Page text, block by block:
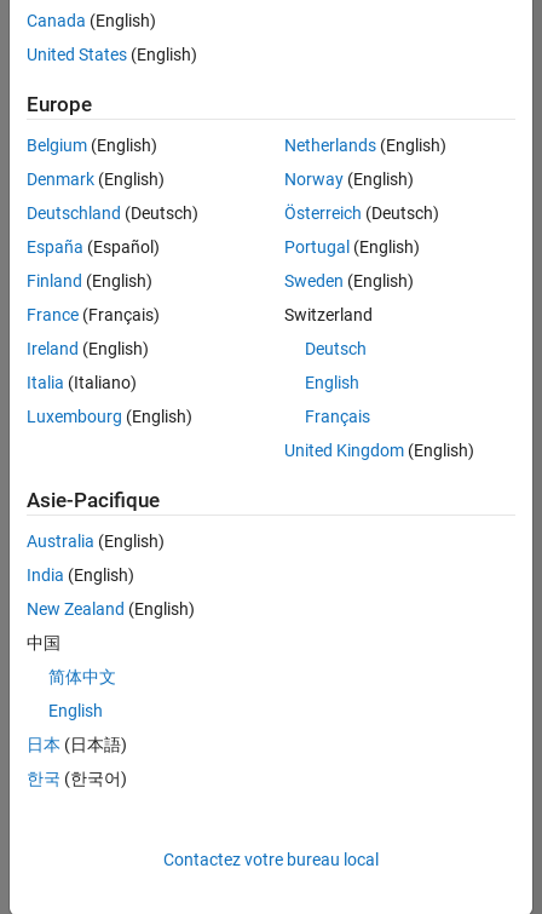
Enregistrer
sélectionnées
Les
descriptions
poste
n’ont
pas
été
traduites.
Effectuez
lieu
pour
l’ensemble
des
opportunités
votre
région.
Senior Software Quality Engineer
Senior
Engineer
Canada (English)
United States (English)
Europe
Belgium (English)
Denmark (English)
Deutschland (Deutsch)
España (Español)
Finland (English)
France (Français)
Ireland (English)
Italia (Italiano)
Luxembourg (English)
Netherlands(English)
Norway(English)
Österreich (Deutsch)
Portugal (English)
Sweden (English)
Switzerland
Deutsch
English
Français
United Kingdom(English)
Asie-Pacifique
Australia (English)
India (English)
New Zealand (English)
中国
简体中文
English
日本 (日本語)
한국 (한국어)
Contactez votre bureau local